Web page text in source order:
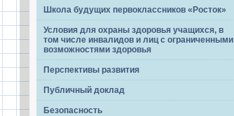
Школа будущих первоклассников «Росток»
Условия для охраны здоровья учащихся, в
том числе инвалидов и лиц с ограниченными
возможностями здоровья
Перспективы развития
Публичный доклад
Безопасность